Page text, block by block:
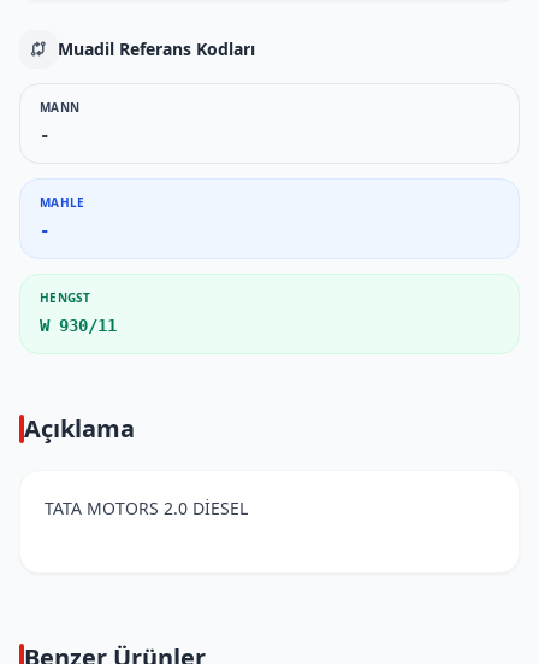
Muadil Referans Kodları
MANN
-
MAHLE
-
HENGST
W 930/11
Açıklama
TATA MOTORS 2.0 DİESEL
Benzer Ürünler